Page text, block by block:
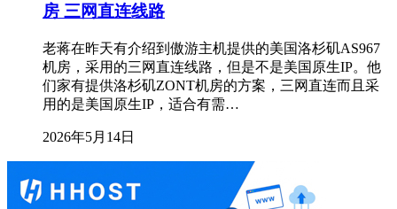
房 三网直连线路
老蒋在昨天有介绍到傲游主机提供的美国洛杉矶AS967
机房，采用的三网直连线路，但是不是美国原生IP。他
们家有提供洛杉矶ZONT机房的方案，三网直连而且采
用的是美国原生IP，适合有需…
2026年5月14日